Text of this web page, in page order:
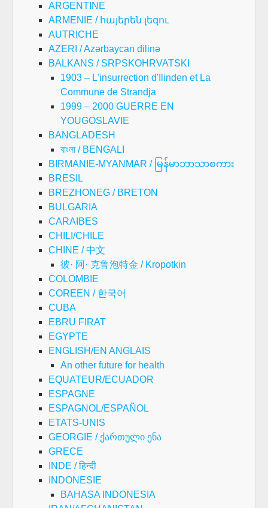
ARGENTINE
ARMENIE / հայերեն լեզու
AUTRICHE
AZERI / Azərbaycan dilinə
BALKANS / SRPSKOHRVATSKI
1903 – L'insurrection d'Ilinden et La
Commune de Strandja
1999 – 2000 GUERRE EN
YOUGOSLAVIE
BANGLADESH
বাংলা / BENGALI
BIRMANIE-MYANMAR / မြန်မာဘာသာစကား
BRESIL
BREZHONEG / BRETON
BULGARIA
CARAIBES
CHILI/CHILE
CHINE / 中文
彼· 阿· 克鲁泡特金 / Kropotkin
COLOMBIE
COREEN / 한국어
CUBA
EBRU FIRAT
EGYPTE
ENGLISH/EN ANGLAIS
An other future for health
EQUATEUR/ECUADOR
ESPAGNE
ESPAGNOL/ESPAÑOL
ETATS-UNIS
GEORGIE / ქართული ენა
GRECE
INDE / हिन्दी
INDONESIE
BAHASA INDONESIA